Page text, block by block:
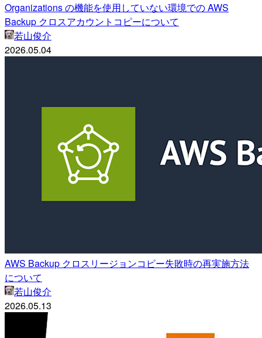
Organizations の機能を使用していない環境での AWS
Backup クロスアカウントコピーについて
若山俊介
2026.05.04
AWS Backup クロスリージョンコピー失敗時の再実施方法
について
若山俊介
2026.05.13